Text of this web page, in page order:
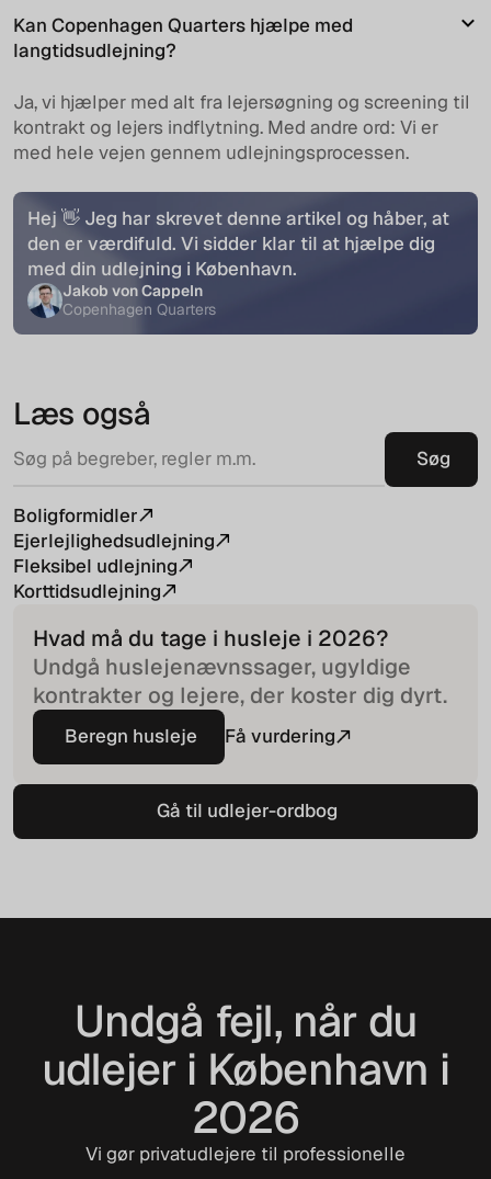
Kan Copenhagen Quarters hjælpe med
langtidsudlejning?
Ja, vi hjælper med alt fra lejersøgning og screening til
kontrakt og lejers indflytning. Med andre ord: Vi er
med hele vejen gennem udlejningsprocessen.
Hej 👋 Jeg har skrevet denne artikel og håber, at
den er værdifuld. Vi sidder klar til at hjælpe dig
med din udlejning i København.
Jakob von Cappeln
Copenhagen Quarters
Læs også
Boligformidler
Ejerlejlighedsudlejning
Fleksibel udlejning
Korttidsudlejning
Hvad må du tage i husleje i 2026?
Undgå huslejenævnssager, ugyldige
kontrakter og lejere, der koster dig dyrt.
Beregn husleje
Beregn husleje
Få vurdering
Gå til udlejer-ordbog
Gå til udlejer-ordbog
Undgå fejl, når du
udlejer i København i
2026
Vi gør privatudlejere til professionelle